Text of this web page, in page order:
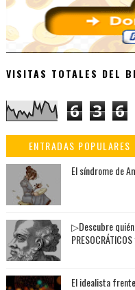
VISITAS TOTALES DEL
6 3 6
ENTRADAS POPULARES
El síndrome de
▷Descubre
El idealista